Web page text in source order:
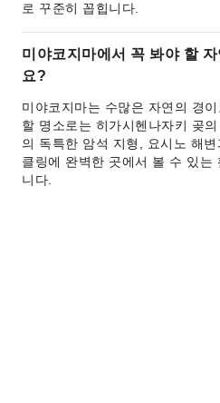
로 꾸준히 꼽힙니다.
미야코지마에서 꼭 봐야 할
요?
미야코지마는 수많은 자연의 경
할 명소로는 히가시헨나자키 곶
의 독특한 암석 지형, 요시노 해
클링에 완벽한 곳에서 볼 수 있는
니다.